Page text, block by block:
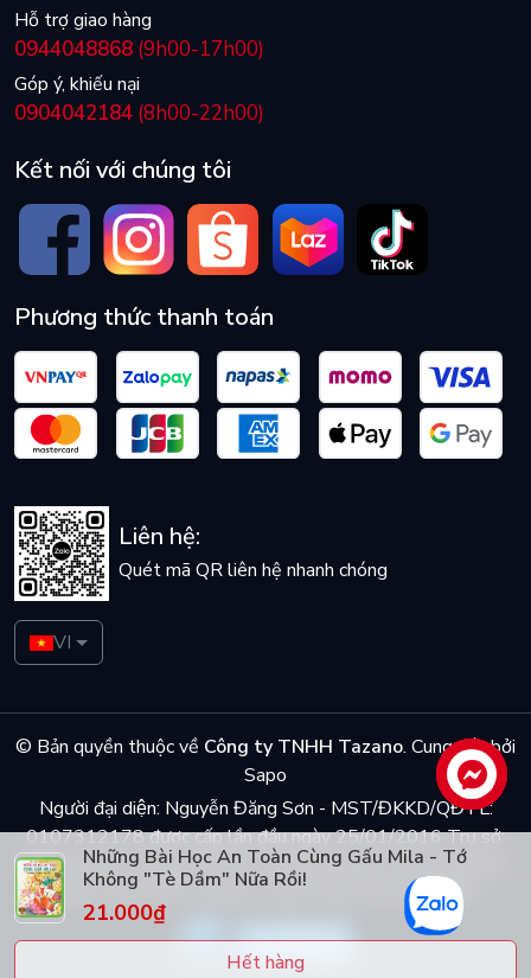
Những Bài Học An Toàn Cùng Gấu Mila - Tớ
Không "Tè Dầm" Nữa Rồi!
21.000₫
Hết hàng
Hỗ trợ giao hàng
0944048868 (9h00-17h00)
Góp ý, khiếu nại
0904042184 (8h00-22h00)
Kết nối với chúng tôi
Phương thức thanh toán
Liên hệ:
Quét mã QR liên hệ nhanh chóng
VI
© Bản quyền thuộc về Công ty TNHH Tazano. Cung cấp bởi
Sapo
Người đại diện: Nguyễn Đăng Sơn - MST/ĐKKD/QĐTL:
0107312178 được cấp lần đầu ngày 25/01/2016 Trụ sở:
Số 5 ngõ Dã Tương, phố Dã Tượng, phường Trần Hưng Đạo,
quận Hoàn Kiếm, Hà Nội - Điện thoại: 0944048868
Liên hệ